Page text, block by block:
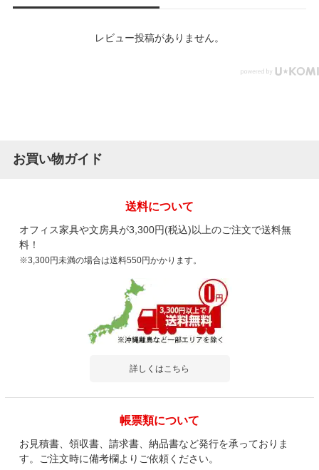
レビュー投稿がありません。
お買い物ガイド
送料について
オフィス家具や文房具が3,300円(税込)以上のご注文で送料無
料！
※3,300円未満の場合は送料550円かかります。
詳しくはこちら
帳票類について
お見積書、領収書、請求書、納品書など発行を承っておりま
す。ご注文時に備考欄よりご依頼ください。